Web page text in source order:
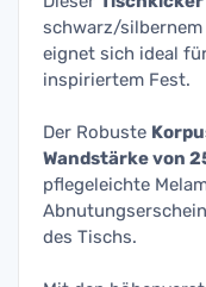
schwarz/silbernem
eignet sich ideal
inspiriertem Fest.
Der Robuste
Wandstärke von
pflegeleichte
des Tischs.